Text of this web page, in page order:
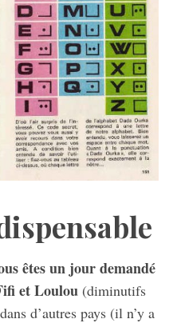
êtes un jour demandé
et Loulou (diminutifs
d’autres pays (il n’y a